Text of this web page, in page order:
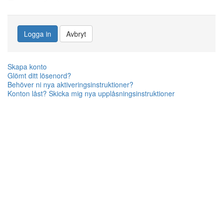
Logga in Avbryt
Skapa konto
Glömt ditt lösenord?
Behöver ni nya aktiveringsinstruktioner?
Konton låst? Skicka mig nya upplåsningsinstruktioner